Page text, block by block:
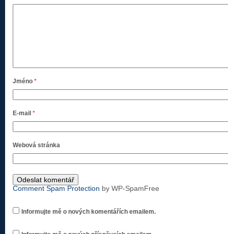
Jméno *
E-mail *
Webová stránka
Comment Spam Protection by WP-SpamFree
Informujte mě o nových komentářích emailem.